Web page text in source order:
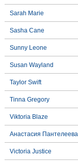
Sarah Marie
Sasha Cane
Sunny Leone
Susan Wayland
Taylor Swift
Tinna Gregory
Viktoria Blaze
Анастасия Пантелеева
Victoria Justice